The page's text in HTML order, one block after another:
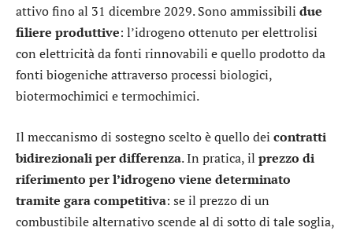
attivo fino al 31 dicembre 2029. Sono ammissibili due
filiere produttive: l’idrogeno ottenuto per elettrolisi
con elettricità da fonti rinnovabili e quello prodotto da
fonti biogeniche attraverso processi biologici,
biotermochimici e termochimici.
Il meccanismo di sostegno scelto è quello dei contratti
bidirezionali per differenza. In pratica, il prezzo di
riferimento per l’idrogeno viene determinato
tramite gara competitiva: se il prezzo di un
combustibile alternativo scende al di sotto di tale soglia,